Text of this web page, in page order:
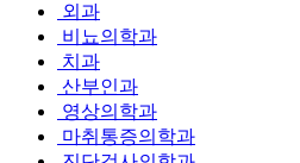
외과
비뇨의학과
치과
산부인과
영상의학과
마취통증의학과